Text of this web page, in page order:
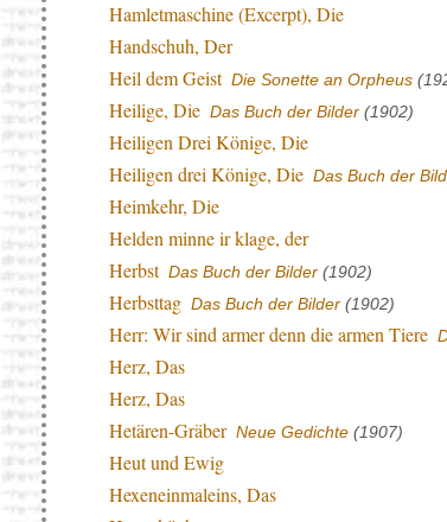
Hamletmaschine (Excerpt), Die
Handschuh, Der
Heil dem Geist Die Sonette an Orpheus
Heilige, Die Das Buch der Bilder (1902)
Heiligen Drei Könige, Die
Heiligen drei Könige, Die Das Buch der
Heimkehr, Die
Helden minne ir klage, der
Herbst Das Buch der Bilder (1902)
Herbsttag Das Buch der Bilder (1902)
Herr: Wir sind armer denn die armen Tiere
Herz, Das
Herz, Das
Hetären-Gräber Neue Gedichte (1907)
Heut und Ewig
Hexeneinmaleins, Das